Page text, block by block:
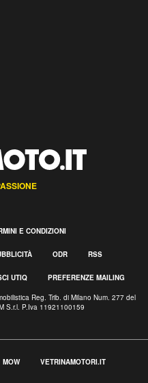
E CONDIZIONI
ODR RSS
UTIQ PREFERENZE MAILING
Reg. Trib. di Milano Num. 277 del
S.r.l. P.Iva 11921100159
MOW VETRINAMOTORI.IT